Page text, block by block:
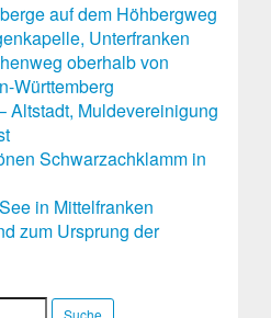
auf dem Höhbergweg
Unterfranken
oberhalb von
Württemberg
Altstadt, Muldevereinigung
Schwarzachklamm in
in Mittelfranken
zum Ursprung der
Suche